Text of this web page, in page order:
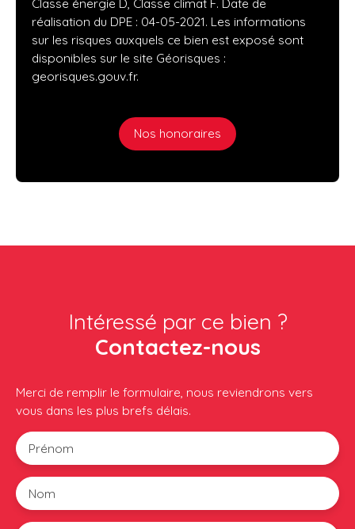
réalisation du DPE : 04-05-2021. Les informations
sur les risques auxquels ce bien est exposé sont
disponibles sur le site Géorisques :
georisques.gouv.fr.
Nos honoraires
Intéressé par ce bien ?
Contactez-nous
Merci de remplir le formulaire, nous reviendrons vers
vous dans les plus brefs délais.
Prénom
Nom